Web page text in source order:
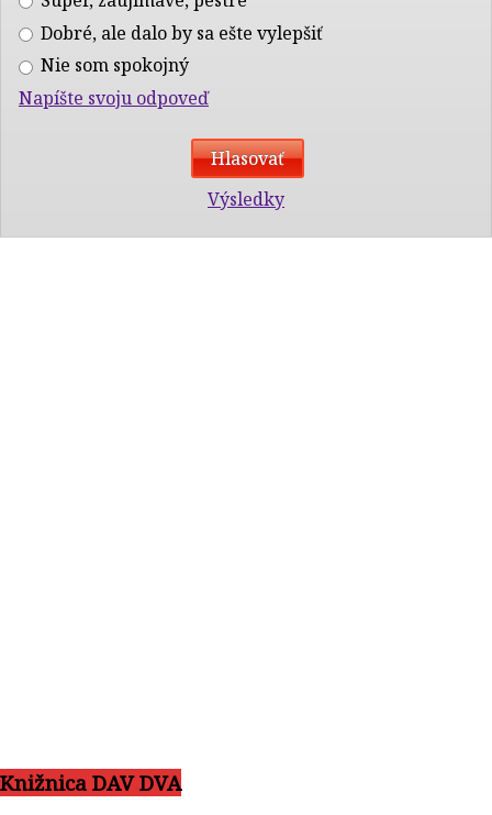
Dobré, ale dalo by sa ešte vylepšiť
Nie som spokojný
Napíšte svoju odpoveď
Výsledky
Knižnica DAV DVA